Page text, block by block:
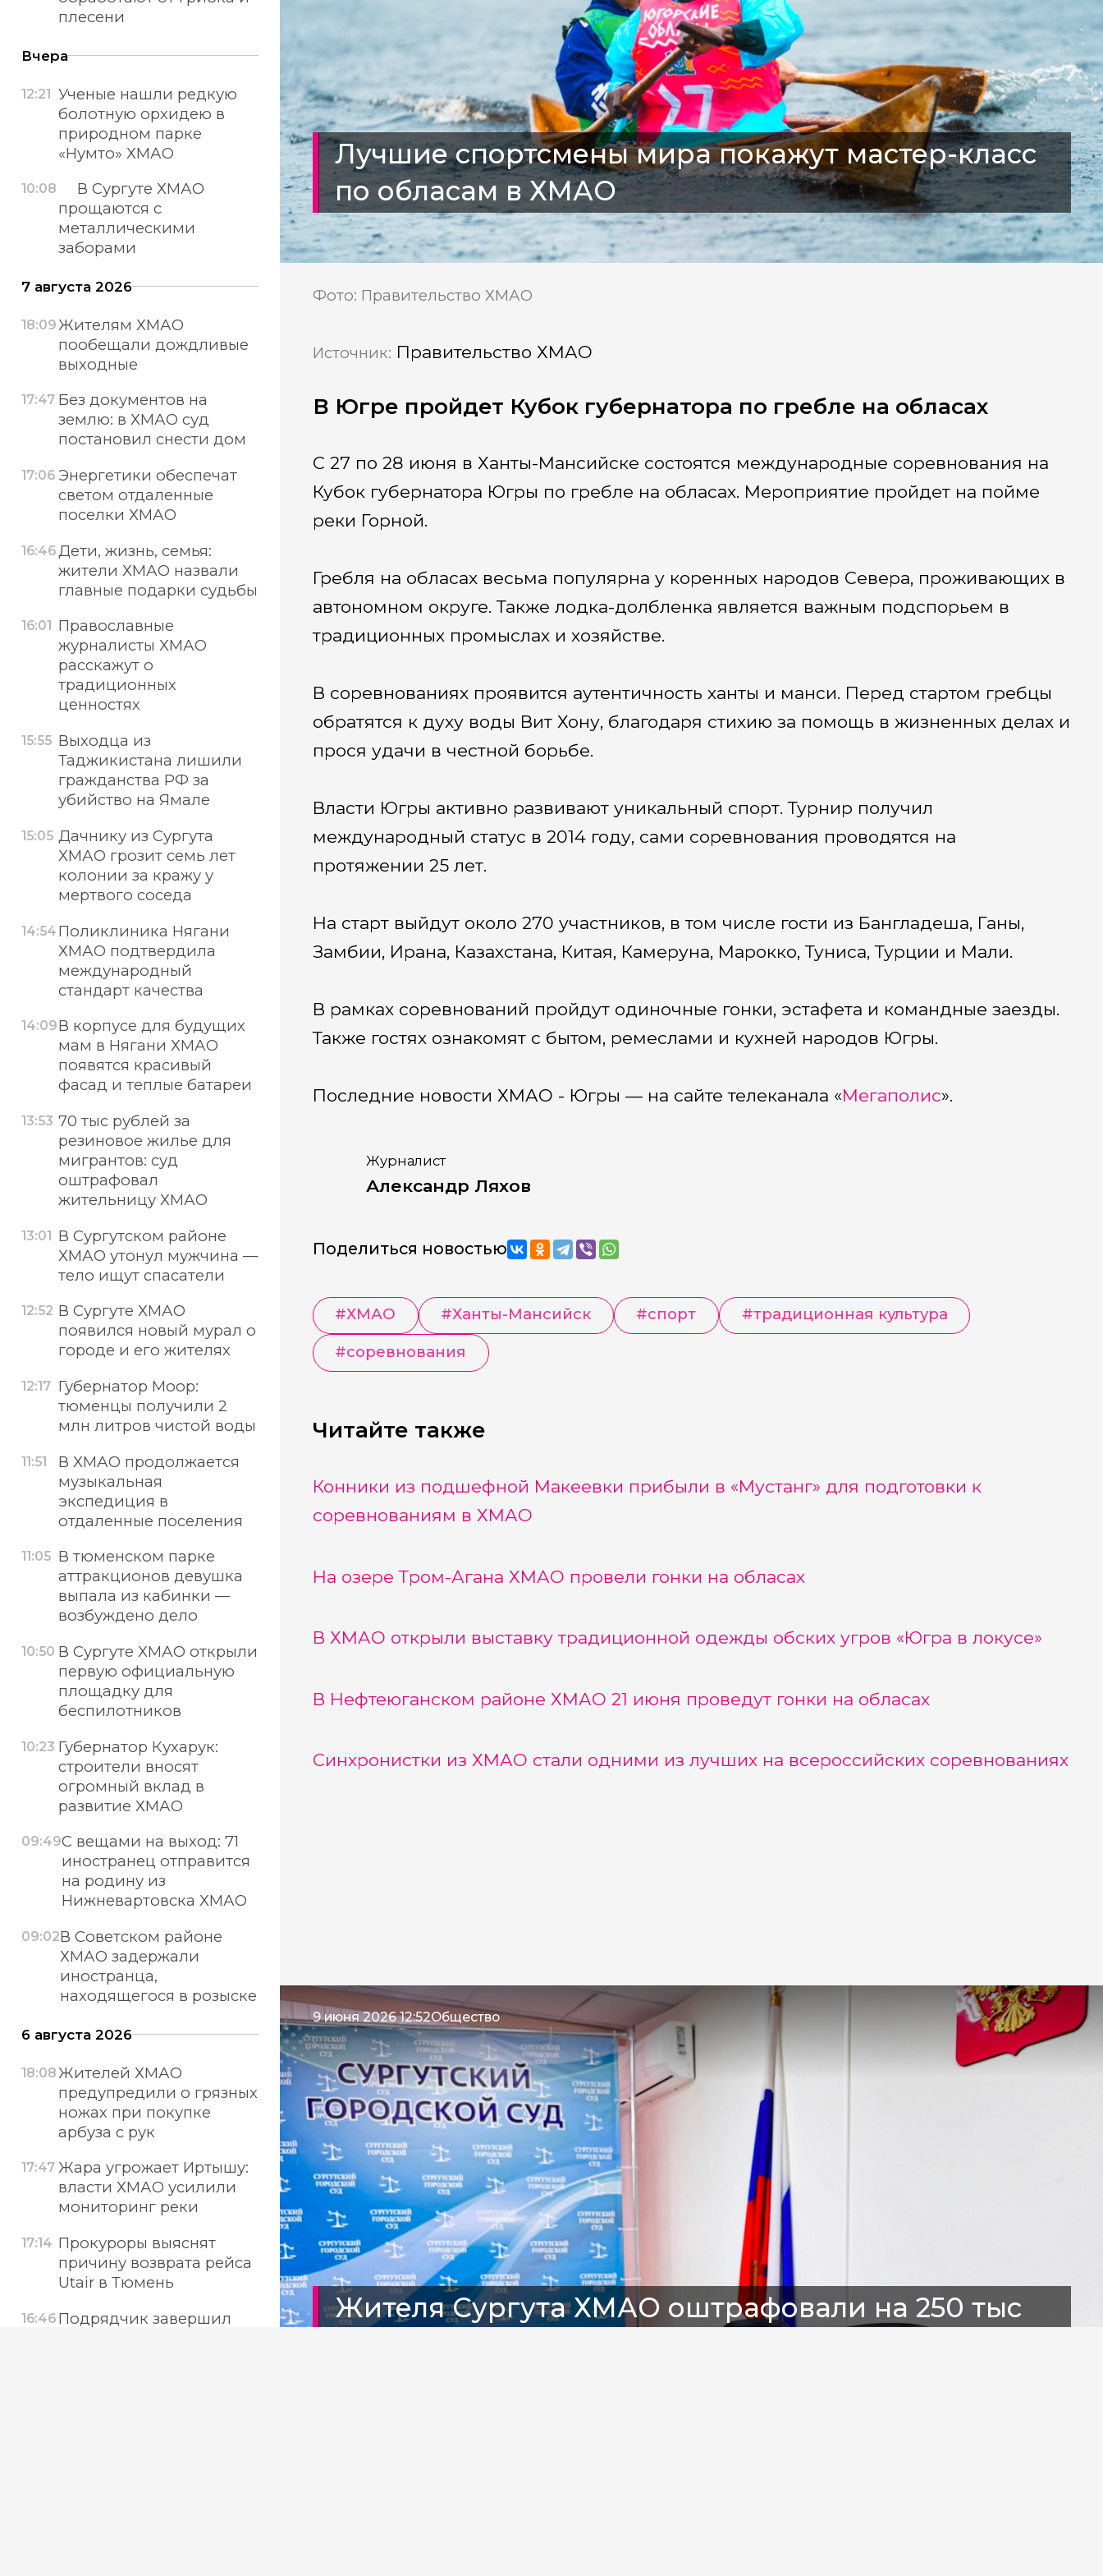
Лучшие спортсмены мира покажут мастер-класс
по обласам в ХМАО
Фото: Правительство ХМАО
Источник: Правительство ХМАО
В Югре пройдет Кубок губернатора по гребле на обласах
С 27 по 28 июня в Ханты-Мансийске состоятся международные соревнования на
Кубок губернатора Югры по гребле на обласах. Мероприятие пройдет на пойме
реки Горной.
Гребля на обласах весьма популярна у коренных народов Севера, проживающих в
автономном округе. Также лодка-долбленка является важным подспорьем в
традиционных промыслах и хозяйстве.
В соревнованиях проявится аутентичность ханты и манси. Перед стартом гребцы
обратятся к духу воды Вит Хону, благодаря стихию за помощь в жизненных делах и
прося удачи в честной борьбе.
Власти Югры активно развивают уникальный спорт. Турнир получил
международный статус в 2014 году, сами соревнования проводятся на
протяжении 25 лет.
На старт выйдут около 270 участников, в том числе гости из Бангладеша, Ганы,
Замбии, Ирана, Казахстана, Китая, Камеруна, Марокко, Туниса, Турции и Мали.
В рамках соревнований пройдут одиночные гонки, эстафета и командные заезды.
Также гостях ознакомят с бытом, ремеслами и кухней народов Югры.
Последние новости ХМАО - Югры — на сайте телеканала «Мегаполис».
Журналист
Александр Ляхов
Поделиться новостью
#ХМАО #Ханты-Мансийск #спорт #традиционная культура
#соревнования
Читайте также
Конники из подшефной Макеевки прибыли в «Мустанг» для подготовки к
соревнованиям в ХМАО
На озере Тром-Агана ХМАО провели гонки на обласах
В ХМАО открыли выставку традиционной одежды обских угров «Югра в локусе»
В Нефтеюганском районе ХМАО 21 июня проведут гонки на обласах
Синхронистки из ХМАО стали одними из лучших на всероссийских соревнованиях
9 июня 2026 12:52Общество
Жителя Сургута ХМАО оштрафовали на 250 тыс
плесени
Вчера
12:21 Ученые нашли редкую
болотную орхидею в
природном парке
«Нумто» ХМАО
10:08
В Сургуте ХМАО
прощаются с
металлическими
заборами
7 августа 2026
18:09Жителям ХМАО
пообещали дождливые
выходные
17:47 Без документов на
землю: в ХМАО суд
постановил снести дом
17:06 Энергетики обеспечат
светом отдаленные
поселки ХМАО
16:46Дети, жизнь, семья:
жители ХМАО назвали
главные подарки судьбы
16:01
Православные
журналисты ХМАО
расскажут о
традиционных
ценностях
15:55 Выходца из
Таджикистана лишили
гражданства РФ за
убийство на Ямале
15:05 Дачнику из Сургута
ХМАО грозит семь лет
колонии за кражу у
мертвого соседа
14:54 Поликлиника Нягани
ХМАО подтвердила
международный
стандарт качества
14:09В корпусе для будущих
мам в Нягани ХМАО
появятся красивый
фасад и теплые батареи
13:53 70 тыс рублей за
резиновое жилье для
мигрантов: суд
оштрафовал
жительницу ХМАО
13:01 В Сургутском районе
ХМАО утонул мужчина —
тело ищут спасатели
12:52 В Сургуте ХМАО
появился новый мурал о
городе и его жителях
12:17 Губернатор Моор:
тюменцы получили 2
млн литров чистой воды
11:51
В ХМАО продолжается
музыкальная
экспедиция в
отдаленные поселения
11:05 В тюменском парке
аттракционов девушка
выпала из кабинки —
возбуждено дело
10:50 В Сургуте ХМАО открыли
первую официальную
площадку для
беспилотников
10:23 Губернатор Кухарук:
строители вносят
огромный вклад в
развитие ХМАО
09:49С вещами на выход: 71
иностранец отправится
на родину из
Нижневартовска ХМАО
09:02В Советском районе
ХМАО задержали
иностранца,
находящегося в розыске
6 августа 2026
18:08Жителей ХМАО
предупредили о грязных
ножах при покупке
арбуза с рук
17:47 Жара угрожает Иртышу:
власти ХМАО усилили
мониторинг реки
17:14 Прокуроры выяснят
причину возврата рейса
Utair в Тюмень
16:46 Подрядчик завершил